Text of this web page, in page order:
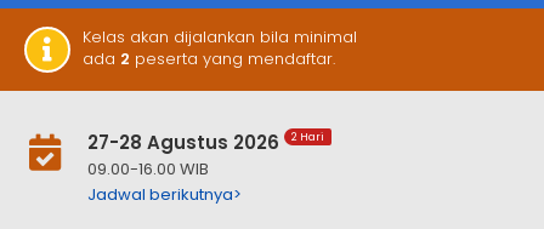
Kelas akan dijalankan bila minimal
ada 2 peserta yang mendaftar.
27-28 Agustus 2026 2 Hari
09.00-16.00 WIB
Jadwal berikutnya>